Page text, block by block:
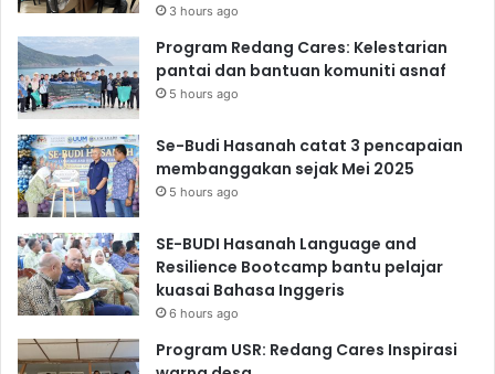
3 hours ago
Program Redang Cares: Kelestarian
pantai dan bantuan komuniti asnaf
5 hours ago
Se-Budi Hasanah catat 3 pencapaian
membanggakan sejak Mei 2025
5 hours ago
SE-BUDI Hasanah Language and
Resilience Bootcamp bantu pelajar
kuasai Bahasa Inggeris
6 hours ago
Program USR: Redang Cares Inspirasi